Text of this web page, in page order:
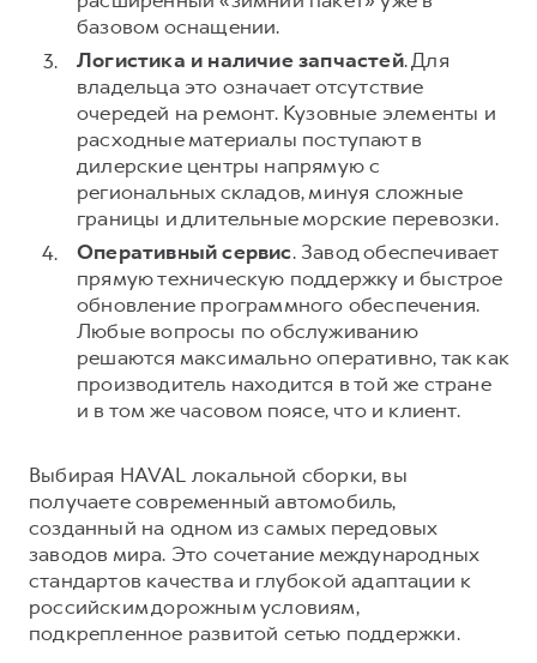
базовом оснащении.
Логистика и наличие запчастей. Для
владельца это означает отсутствие
очередей на ремонт. Кузовные элементы и
расходные материалы поступают в
дилерские центры напрямую с
региональных складов, минуя сложные
границы и длительные морские перевозки.
Оперативный сервис. Завод обеспечивает
прямую техническую поддержку и быстрое
обновление программного обеспечения.
Любые вопросы по обслуживанию
решаются максимально оперативно, так как
производитель находится в той же стране
и в том же часовом поясе, что и клиент.
Выбирая HAVAL локальной сборки, вы
получаете современный автомобиль,
созданный на одном из самых передовых
заводов мира. Это сочетание международных
стандартов качества и глубокой адаптации к
российским дорожным условиям,
подкрепленное развитой сетью поддержки.